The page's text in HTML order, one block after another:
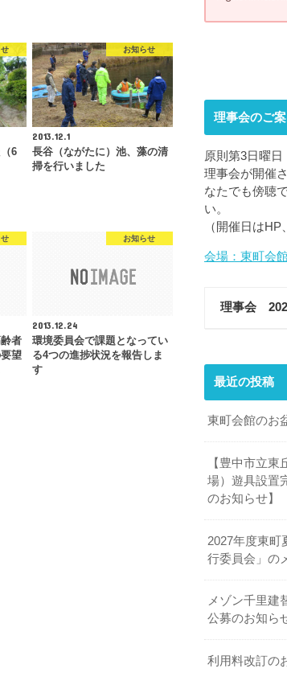
6
お知らせ
2013.12.1
長谷（ながたに）池、藻の清
掃を行いました
者
望
お知らせ
2013.12.24
環境委員会で課題となってい
る4つの進捗状況を報告しま
す
理事会のご
原則第3日曜
理事会が開催
なたでも傍聴
い。
（開催日は
会場：東町会
理事会
最近の投稿
東町会館のお
【豊中市立
場）遊具設置
のお知らせ】
2027年度東町
行委員会」の
メゾン千里建
公募のお知ら
利用料改訂の